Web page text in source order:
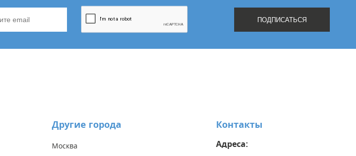
Другие города
Москва
Контакты
Адреса: